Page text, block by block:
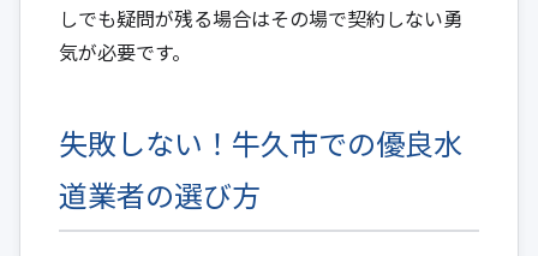
しでも疑問が残る場合はその場で契約しない勇
気が必要です。
失敗しない！牛久市での優良水
道業者の選び方